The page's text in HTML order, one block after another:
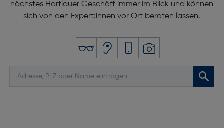
nächstes Hartlauer Geschäft immer im Blick und können
sich von den Expert:innen vor Ort beraten lassen.